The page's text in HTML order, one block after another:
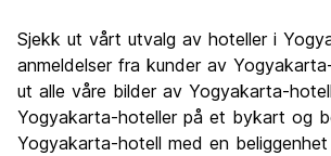
Kultur
Feste
Verdi for pengene
Sjekk ut vårt utvalg av hoteller i
anmeldelser fra kunder av
ut alle våre bilder av Yogyakarta-
Yogyakarta-hoteller på et bykart og
Yogyakarta-hotell med en